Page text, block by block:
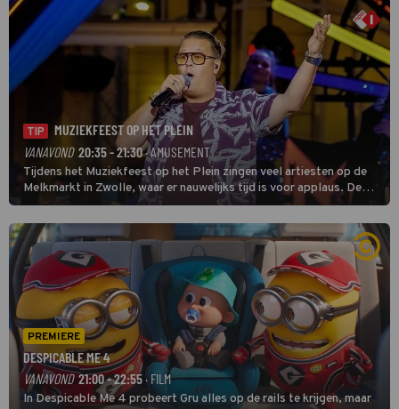
TIP
MUZIEKFEEST OP HET PLEIN
VANAVOND 20:35 - 21:30· AMUSEMENT
Tijdens het Muziekfeest op het Plein zingen veel artiesten op de
Melkmarkt in Zwolle, waar er nauwelijks tijd is voor applaus. De
grootste namen zijn André Hazes, Jannes, René Froger en
natuurlijk Rutger van Barneveld met zijn hit Zwoele Zomernachten.
PREMIERE
DESPICABLE ME 4
VANAVOND 21:00 - 22:55 · FILM
In Despicable Me 4 probeert Gru alles op de rails te krijgen, maar